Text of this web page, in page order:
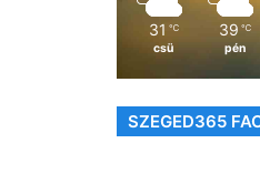
31 ℃
csü
39 ℃
pén
SZEGED365